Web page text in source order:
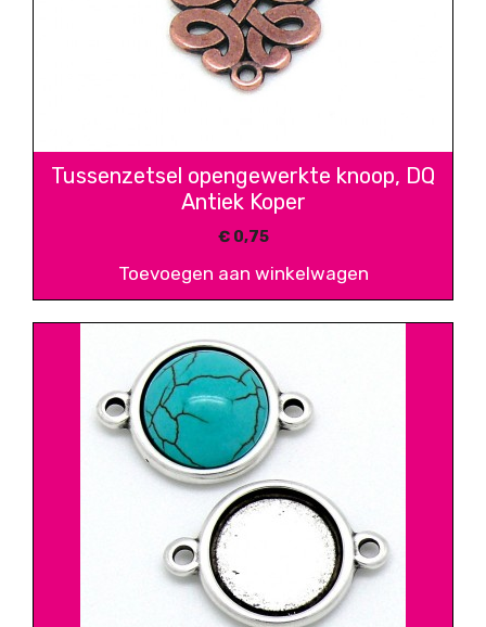
Tussenzetsel opengewerkte knoop, DQ
Antiek Koper
€0,75
Toevoegen aan winkelwagen